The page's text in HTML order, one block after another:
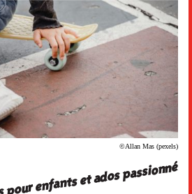
©Allan Mas (pexels)